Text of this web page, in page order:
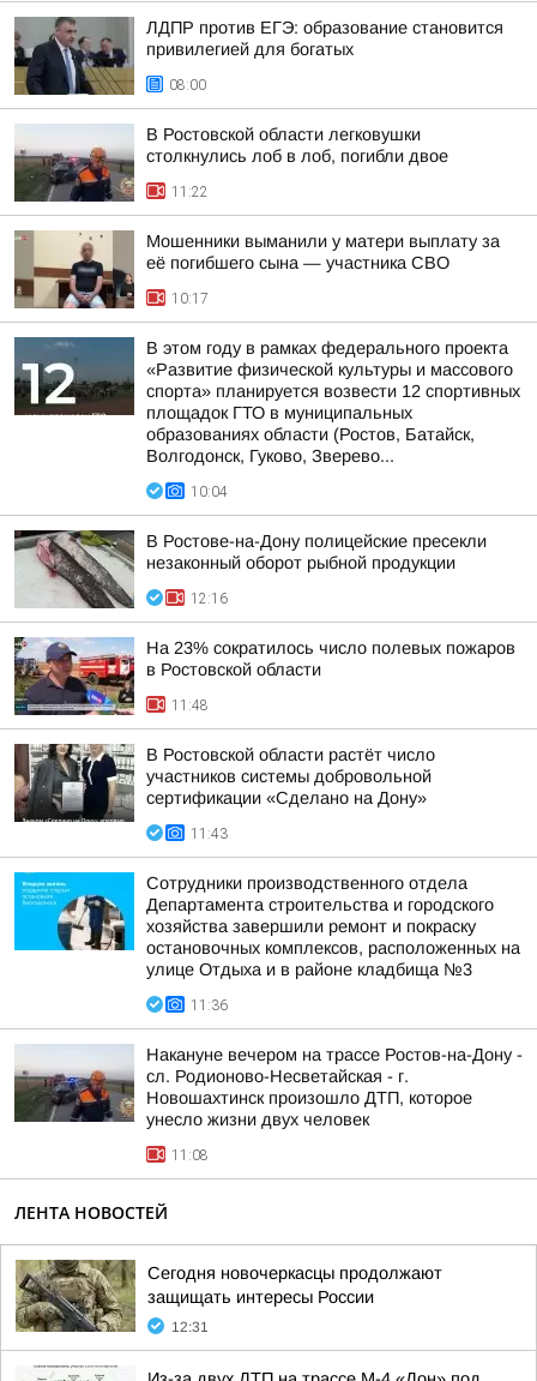
ЛДПР против ЕГЭ: образование становится
привилегией для богатых
08:00
В Ростовской области легковушки
столкнулись лоб в лоб, погибли двое
11:22
Мошенники выманили у матери выплату за
её погибшего сына — участника СВО
10:17
В этом году в рамках федерального проекта
«Развитие физической культуры и массового
спорта» планируется возвести 12 спортивных
площадок ГТО в муниципальных
образованиях области (Ростов, Батайск,
Волгодонск, Гуково, Зверево...
10:04
В Ростове-на-Дону полицейские пресекли
незаконный оборот рыбной продукции
12:16
На 23% сократилось число полевых пожаров
в Ростовской области
11:48
В Ростовской области растёт число
участников системы добровольной
сертификации «Сделано на Дону»
11:43
Сотрудники производственного отдела
Департамента строительства и городского
хозяйства завершили ремонт и покраску
остановочных комплексов, расположенных на
улице Отдыха и в районе кладбища №3
11:36
Накануне вечером на трассе Ростов-на-Дону -
сл. Родионово-Несветайская - г.
Новошахтинск произошло ДТП, которое
унесло жизни двух человек
11:08
ЛЕНТА НОВОСТЕЙ
Сегодня новочеркасцы продолжают
защищать интересы России
12:31